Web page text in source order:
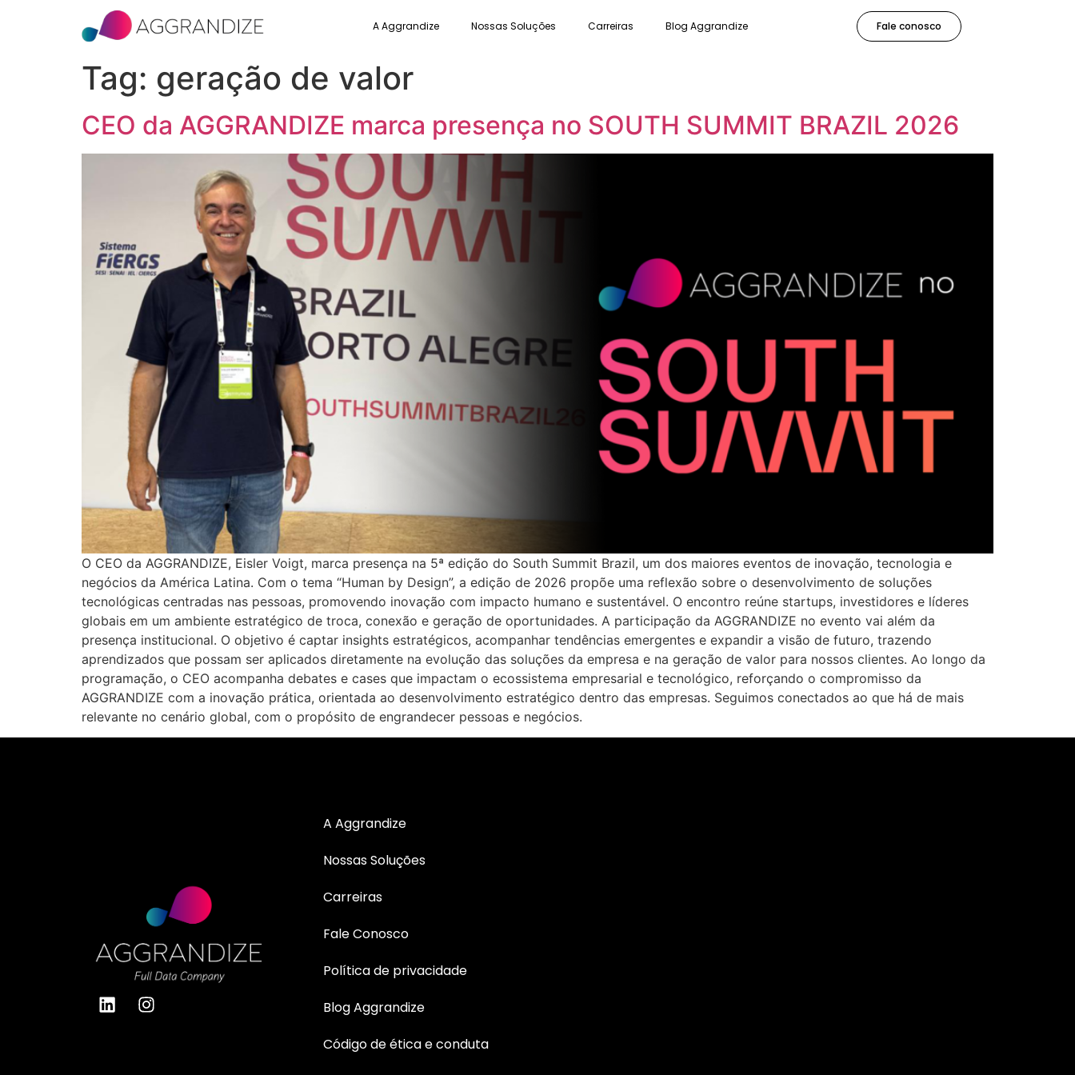
A Aggrandize Nossas Soluções Carreiras Blog Aggrandize Fale conosco
Tag: geração de valor
CEO da AGGRANDIZE marca presença no SOUTH SUMMIT BRAZIL 2026
O CEO da AGGRANDIZE, Eisler Voigt, marca presença na 5ª edição do South Summit Brazil, um dos maiores eventos de inovação, tecnologia e
negócios da América Latina. Com o tema “Human by Design”, a edição de 2026 propõe uma reflexão sobre o desenvolvimento de soluções
tecnológicas centradas nas pessoas, promovendo inovação com impacto humano e sustentável. O encontro reúne startups, investidores e líderes
globais em um ambiente estratégico de troca, conexão e geração de oportunidades. A participação da AGGRANDIZE no evento vai além da
presença institucional. O objetivo é captar insights estratégicos, acompanhar tendências emergentes e expandir a visão de futuro, trazendo
aprendizados que possam ser aplicados diretamente na evolução das soluções da empresa e na geração de valor para nossos clientes. Ao longo da
programação, o CEO acompanha debates e cases que impactam o ecossistema empresarial e tecnológico, reforçando o compromisso da
AGGRANDIZE com a inovação prática, orientada ao desenvolvimento estratégico dentro das empresas. Seguimos conectados ao que há de mais
relevante no cenário global, com o propósito de engrandecer pessoas e negócios.
A Aggrandize
Nossas Soluções
Carreiras
Fale Conosco
Política de privacidade
Blog Aggrandize
Código de ética e conduta